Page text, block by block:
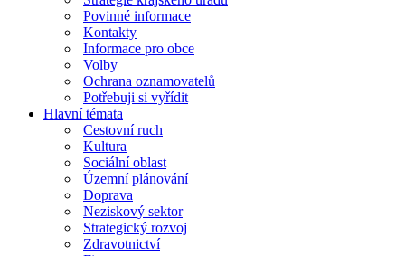
Povinné informace
Kontakty
Informace pro obce
Volby
Ochrana oznamovatelů
Potřebuji si vyřídit
Hlavní témata
Cestovní ruch
Kultura
Sociální oblast
Územní plánování
Doprava
Neziskový sektor
Strategický rozvoj
Zdravotnictví